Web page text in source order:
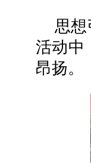
思
活动中
昂扬。